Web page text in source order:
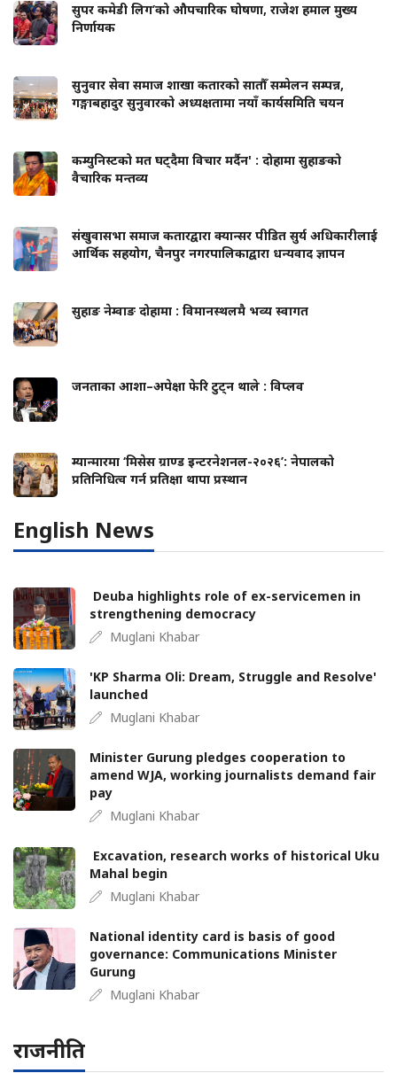
सुपर कमेडी लिग’को औपचारिक घोषणा, राजेश हमाल मुख्य
निर्णायक
सुनुवार सेवा समाज शाखा कतारको सातौँ सम्मेलन सम्पन्न,
गङ्गाबहादुर सुनुवारको अध्यक्षतामा नयाँ कार्यसमिति चयन
कम्युनिस्टको मत घट्दैमा विचार मर्दैन' : दोहामा सुहाङको
वैचारिक मन्तव्य
संखुवासभा समाज कतारद्वारा क्यान्सर पीडित सुर्य अधिकारीलाई
आर्थिक सहयोग, चैनपुर नगरपालिकाद्वारा धन्यवाद ज्ञापन
सुहाङ नेम्वाङ दोहामा : विमानस्थलमै भव्य स्वागत
जनताका आशा–अपेक्षा फेरि टुट्न थाले : विप्लव
म्यान्मारमा ‘मिसेस ग्राण्ड इन्टरनेशनल-२०२६’: नेपालको
प्रतिनिधित्व गर्न प्रतिक्षा थापा प्रस्थान
English News
Deuba highlights role of ex-servicemen in
strengthening democracy
Muglani Khabar
'KP Sharma Oli: Dream, Struggle and Resolve'
launched
Muglani Khabar
Minister Gurung pledges cooperation to
amend WJA, working journalists demand fair
pay
Muglani Khabar
Excavation, research works of historical Uku
Mahal begin
Muglani Khabar
National identity card is basis of good
governance: Communications Minister
Gurung
Muglani Khabar
राजनीति